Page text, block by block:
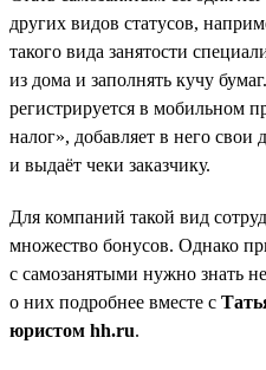
других видов статусов,
такого вида занятости
из дома и заполнять кучу
регистрируется в
налог», добавляет в него
и выдаёт чеки заказчику.
Для компаний такой вид
множество бонусов. Однако
с самозанятыми нужно знать
о них подробнее вместе с
юристом hh.ru.